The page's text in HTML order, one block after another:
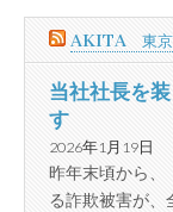
AKITA 東京
当社社長を
す
2026年1月19日
昨年末頃から、
る詐欺被害が